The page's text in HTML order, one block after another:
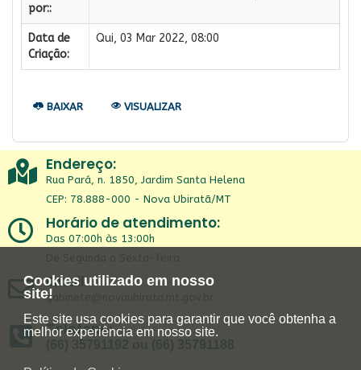
Cookies utilizado em nosso
site!
Este site usa cookies para garantir que você obtenha a
melhor experiência em nosso site.
por::
Data de
Criação:
Qui, 03 Mar 2022, 08:00
BAIXAR VISUALIZAR
Endereço:
Rua Pará, n. 1850, Jardim Santa Helena
CEP: 78.888-000 - Nova Ubiratã/MT
Horário de atendimento:
Das 07:00h às 13:00h
De Segunda a Sexta-feira
Email:
gabinete@novaubirata.mt.gov.br
Telefone:
(66) 35791192 ou (66) 35791188